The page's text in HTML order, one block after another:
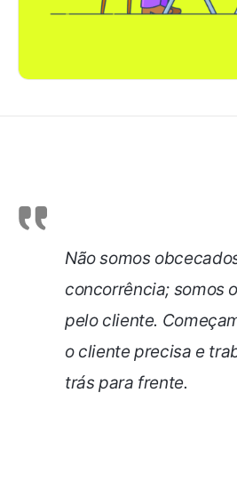
Não somos
concorrência; somos
pelo cliente.
o cliente precisa e
trás para frente.